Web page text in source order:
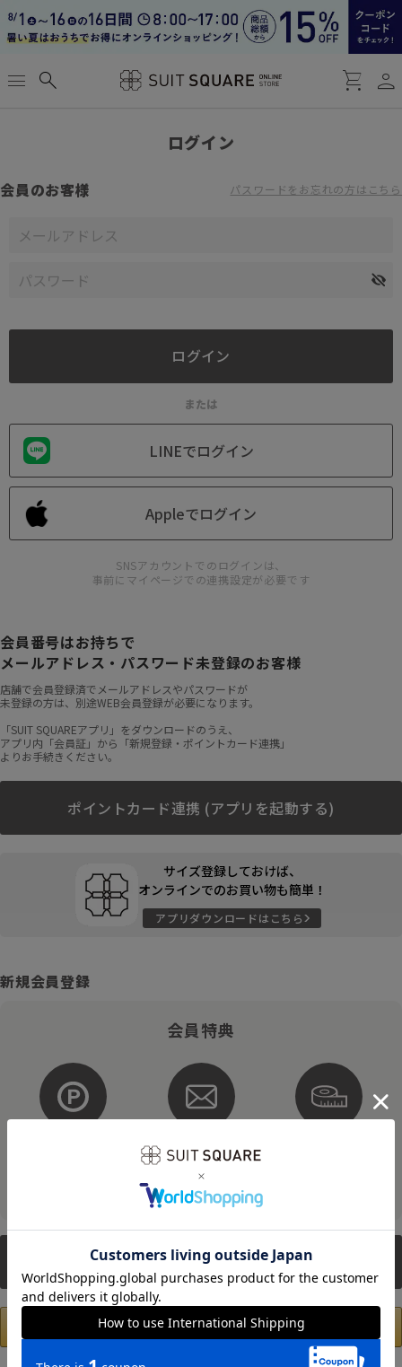
menu search shopping_cart person
ログイン
会員のお客様 パスワードをお忘れの方はこちら
または
LINEでログイン
Appleでログイン
SNSアカウントでのログインは、
事前にマイページでの連携設定が必要です
会員番号はお持ちで
メールアドレス・パスワード未登録のお客様
店舗で会員登録済でメールアドレスやパスワードが
未登録の方は、別途WEB会員登録が必要になります。
「SUIT SQUAREアプリ」をダウンロードのうえ、
アプリ内「会員証」から「新規登録・ポイントカード連携」
よりお手続きください。
ポイントカード連携 (アプリを起動する)
サイズ登録しておけば、
オンラインでのお買い物も簡単！
アプリダウンロードはこちら
新規会員登録
会員特典
メルマガ配信
そのほかにもさまざまなキャンペーンを予定しています。
新規会員登録